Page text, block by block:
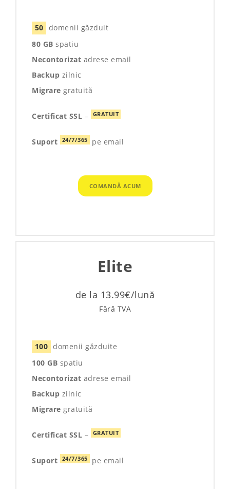
50 domenii găzduit
80 GB spatiu
Necontorizat adrese email
Backup zilnic
Migrare gratuită
Certificat SSL – GRATUIT
Suport 24/7/365 pe email
COMANDĂ ACUM
Elite
de la 13.99€/lună
Fără TVA
100 domenii găzduite
100 GB spatiu
Necontorizat adrese email
Backup zilnic
Migrare gratuită
Certificat SSL – GRATUIT
Suport 24/7/365 pe email